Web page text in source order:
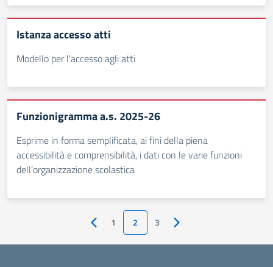
Istanza accesso atti
Modello per l'accesso agli atti
Funzionigramma a.s. 2025-26
Esprime in forma semplificata, ai fini della piena
accessibilità e comprensibilità, i dati con le varie funzioni
dell’organizzazione scolastica
Pagina precedente
1 2 3 Pagina successiva